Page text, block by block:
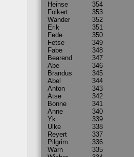
Heinse
354
Folkert
353
Wander
352
Erik
351
Fede
350
Fetse
349
Fabe
348
Bearend
347
Abe
346
Brandus
345
Abel
344
Anton
343
Atse
342
Bonne
341
Anne
340
Yk
339
Ulke
338
Reyert
337
Pilgrim
336
Warn
335